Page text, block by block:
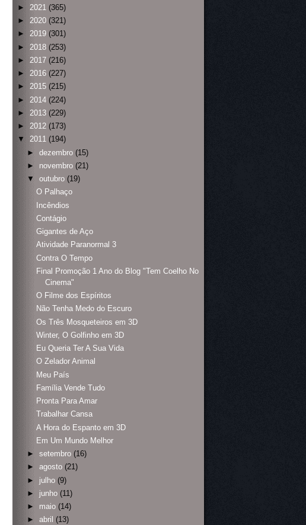
► 2021 (365)
► 2020 (321)
► 2019 (301)
► 2018 (253)
► 2017 (216)
► 2016 (227)
► 2015 (215)
► 2014 (224)
► 2013 (229)
► 2012 (173)
▼
2011 (194)
► dezembro (15)
► novembro (21)
▼
outubro (19)
O Palhaço
Incêndios
Contágio
Gigantes de Aço
Atividade Paranormal 3
Contra O Tempo
Final Promoção 1 Ano do Blog "Tem Coelho No
Cinema"
O Filme dos Espíritos
Não Tenha Medo do Escuro
Os Três Mosqueteiros em 3D
Winter, O Golfinho em 3D
Eu Queria Ter A Sua Vida
O Zelador Animal
Meu País
Família Vende Tudo
Pronta Para Amar
Trabalhar Cansa
A Hora do Espanto em 3D
Em Um Mundo Melhor
► setembro (16)
► agosto (21)
► julho (9)
► junho (11)
► maio (14)
► abril (13)